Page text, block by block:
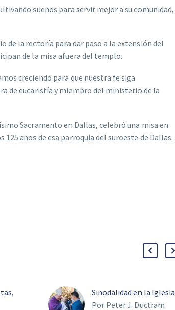
sueños para servir mejor a su comunidad,
la rectoría para dar paso a la extensión del
de la misa afuera del templo.
creciendo para que nuestra fe siga
de eucaristía y miembro del ministerio de la
Sacramento en Dallas, celebró una misa en
años de esa parroquia del suroeste de Dallas.
Sinodalidad en la Iglesia
Por Peter J. Ductram